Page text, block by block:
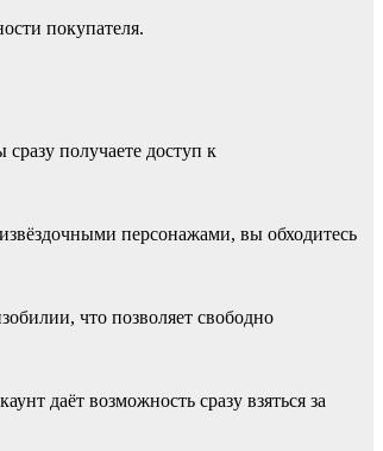
покупателя.
получаете доступ к
персонажами, вы обходитесь
что позволяет свободно
даёт возможность сразу взяться за